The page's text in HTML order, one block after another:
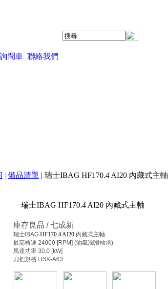
問車 聯絡我們
| 備品清單 | 瑞士IBAG HF170.4 AI20 內藏式主軸
瑞士IBAG HF170.4 AI20 內藏式主軸
庫存良品 / 七成新
瑞士IBAG HF170.4 AI20 內藏式主軸
最高轉速 24000 [RPM] (油氣潤滑軸承)
馬達功率 30.0 [kW]
刀把規格 HSK-A63